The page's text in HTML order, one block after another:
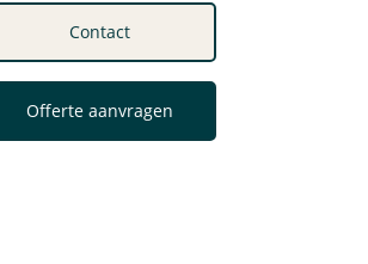
Contact
Offerte aanvragen